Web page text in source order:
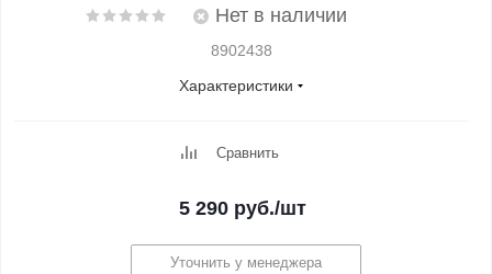
Нет в наличии
8902438
Характеристики
Сравнить
5 290руб./шт
Уточнить у менеджера